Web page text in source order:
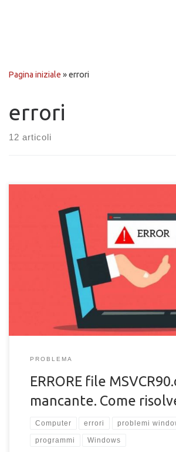
Pagina iniziale »errori
errori
12 articoli
Come risolvere l'errore del file MSVCR90.dll
computer. Msvcr90.dll non presente sul PC,
correttamente.
PROBLEMA
ERRORE file
mancante. Come
Computer errori problemi
programmi Windows